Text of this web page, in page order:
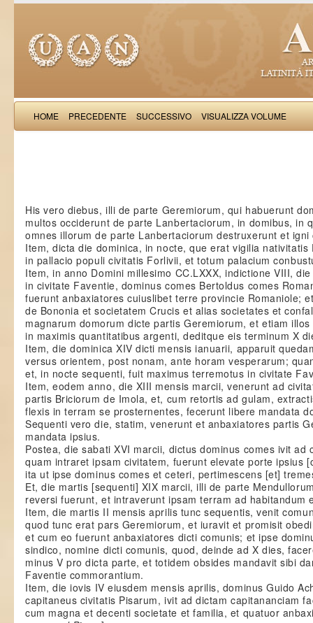
HOME PRECEDENTE SUCCESSIVO VISUALIZZA VOLUME
His vero diebus, illi de parte Geremiorum, qui habuerunt
multos occiderunt de parte Lanbertaciorum, in domibus, in
omnes illorum de parte Lanbertaciorum destruxerunt et
Item, dicta die dominica, in nocte, que erat vigilia
in pallacio populi civitatis Forlivii, et totum palacium
Item, in anno Domini millesimo CC.LXXX, indictione VIII,
in civitate Faventie, dominus comes Bertoldus comes
fuerunt anbaxiatores cuiuslibet terre provincie Romaniole;
de Bononia et societatem Crucis et alias societates et
magnarum domorum dicte partis Geremiorum, et etiam
in maximis quantitatibus argenti, deditque eis terminum X
Item, die dominica XIV dicti mensis ianuarii, apparuit
versus orientem, post nonam, ante horam vesperarum;
et, in nocte sequenti, fuit maximus terremotus in civitate
Item, eodem anno, die XIII mensis marcii, venerunt ad
partis Briciorum de Imola, et, cum retortis ad gulam,
flexis in terram se prosternentes, fecerunt libere mandata
Sequenti vero die, statim, venerunt et anbaxiatores partis
mandata ipsius.
Postea, die sabati XVI marcii, dictus dominus comes ivit ad
quam intraret ipsam civitatem, fuerunt elevate porte ipsius
ita ut ipse dominus comes et ceteri, pertimescens [et]
Et, die martis [sequenti] XIX marcii, illi de parte
reversi fuerunt, et intraverunt ipsam terram ad habitandum
Item, die martis II mensis aprilis tunc sequentis, venit
quod tunc erat pars Geremiorum, et iuravit et promisit
et cum eo fuerunt anbaxiatores dicti comunis; et ipse
sindico, nomine dicti comunis, quod, deinde ad X dies,
minus V pro dicta parte, et totidem obsides mandavit sibi
Faventie commorantium.
Item, die iovis IV eiusdem mensis aprilis, dominus Guido
capitaneus civitatis Pisarum, ivit ad dictam capitananciam
cum magna et decenti societate et familia, et quatuor